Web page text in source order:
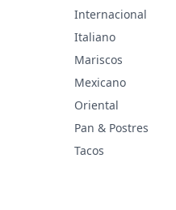
Internacional
Italiano
Mariscos
Mexicano
Oriental
Pan & Postres
Tacos